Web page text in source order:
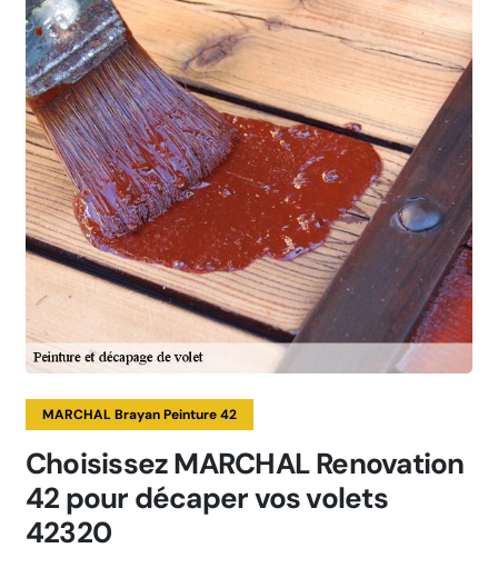
MARCHAL Brayan Peinture 42
Choisissez MARCHAL Renovation
42 pour décaper vos volets
42320